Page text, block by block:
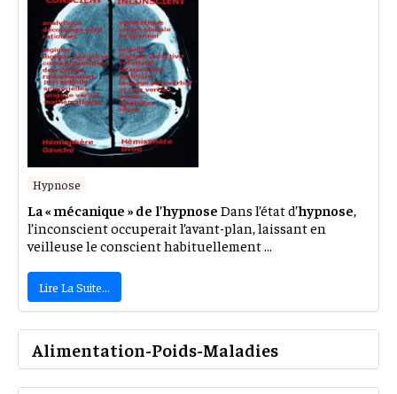
Hypnose
La « mécanique » de l’hypnose Dans l’état d’hypnose
l’inconscient occuperait l’avant-plan, laissant en
veilleuse le conscient habituellement ...
Lire La Suite…
Alimentation-Poids-Maladies